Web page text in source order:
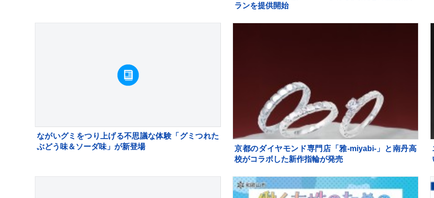
ランを提供開始
ながいグミをつり上げる不思議な体験「グミつれた
ぶどう味＆ソーダ味」が新登場
京都のダイヤモンド専門店「雅-miyabi-」と南丹高
校がコラボした新作指輪が発売